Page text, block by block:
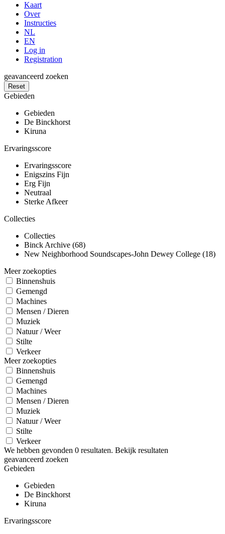
Kaart
Over
Instructies
NL
EN
Log in
Registration
geavanceerd zoeken
Reset
Gebieden
Gebieden
De Binckhorst
Kiruna
Ervaringsscore
Ervaringsscore
Enigszins Fijn
Erg Fijn
Neutraal
Sterke Afkeer
Collecties
Collecties
Binck Archive (68)
New Neighborhood Soundscapes-John Dewey College (18)
Meer zoekopties
Binnenshuis
Gemengd
Machines
Mensen / Dieren
Muziek
Natuur / Weer
Stilte
Verkeer
Meer zoekopties
Binnenshuis
Gemengd
Machines
Mensen / Dieren
Muziek
Natuur / Weer
Stilte
Verkeer
We hebben gevonden 0 resultaten. Bekijk resultaten
geavanceerd zoeken
Gebieden
Gebieden
De Binckhorst
Kiruna
Ervaringsscore